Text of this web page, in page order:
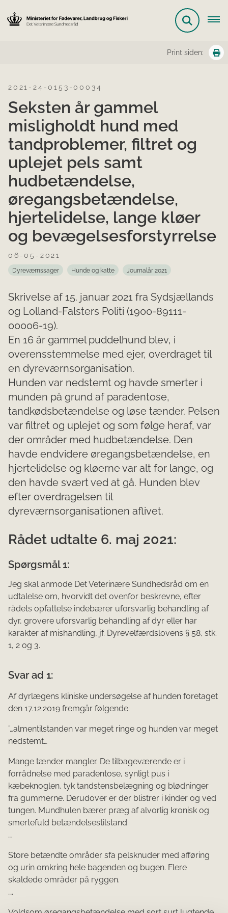
Print siden:
2021-24-0153-00034
Seksten år gammel
misligholdt hund med
tandproblemer, filtret og
uplejet pels samt
hudbetændelse,
øregangsbetændelse,
hjertelidelse, lange kløer
og bevægelsesforstyrrelse
06-05-2021
Dyreværnssager Hunde og katte Journalår 2021
Skrivelse af 15. januar 2021 fra Sydsjællands
og Lolland-Falsters Politi (1900-89111-
00006-19).
En 16 år gammel puddelhund blev, i
overensstemmelse med ejer, overdraget til
en dyreværnsorganisation.
Hunden var nedstemt og havde smerter i
munden på grund af paradentose,
tandkødsbetændelse og løse tænder. Pelsen
var filtret og uplejet og som følge heraf, var
der områder med hudbetændelse. Den
havde endvidere øregangsbetændelse, en
hjertelidelse og kløerne var alt for lange, og
den havde svært ved at gå. Hunden blev
efter overdragelsen til
dyreværnsorganisationen aflivet.
Rådet udtalte 6. maj 2021:
Spørgsmål 1:
Jeg skal anmode Det Veterinære Sundhedsråd om en
udtalelse om, hvorvidt det ovenfor beskrevne, efter
rådets opfattelse indebærer uforsvarlig behandling af
dyr, grovere uforsvarlig behandling af dyr eller har
karakter af mishandling, jf. Dyrevelfærdslovens § 58, stk.
1, 2 og 3.
Svar ad 1:
Af dyrlægens kliniske undersøgelse af hunden foretaget
den 17.12.2019 fremgår følgende:
”…almentilstanden var meget ringe og hunden var meget
nedstemt…
Mange tænder mangler. De tilbageværende er i
forrådnelse med paradentose, synligt pus i
kæbeknoglen, tyk tandstensbelægning og blødninger
fra gummerne. Derudover er der blistrer i kinder og ved
tungen. Mundhulen bærer præg af alvorlig kronisk og
smertefuld betændelsestilstand.
…
Store betændte områder sfa pelsknuder med afføring
og urin omkring hele bagenden og bugen. Flere
skaldede områder på ryggen.
….